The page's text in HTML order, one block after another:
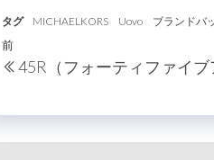
タグ MICHAELKORS Uovo ブランドバ
投
稿
ナ
ビ
過
去
稿
前
45R（フォーティファイブ